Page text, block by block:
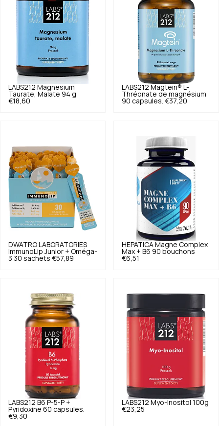
LABS212 Magnesium
Taurate, Malate 94 g
€18,60
LABS212 Magtein® L-
Thréonate de magnésium
90 capsules. €37,20
DWATRO LABORATORIES
ImmunoLip Junior + Oméga-
3 30 sachets €57,89
HEPATICA Magne Complex
Max + B6 90 bouchons
€6,51
LABS212 B6 P-5-P +
Pyridoxine 60 capsules.
€9,30
LABS212 Myo-Inositol 100g
€23,25